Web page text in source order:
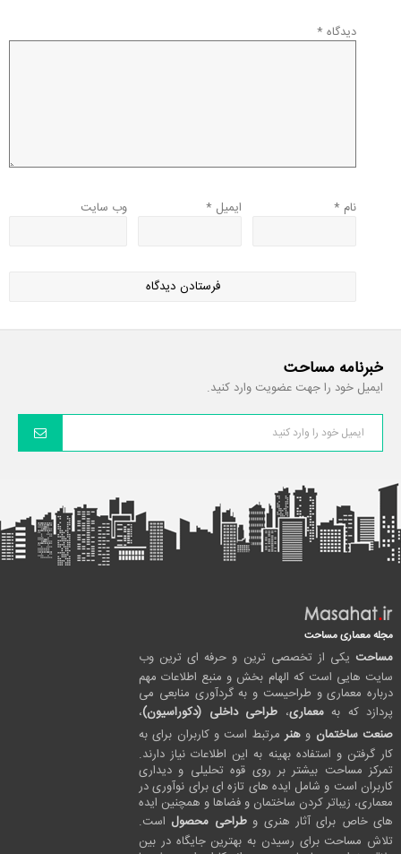
دیدگاه *
نام * ایمیل * وب‌ سایت
خبرنامه مساحت
ایمیل خود را جهت عضویت وارد کنید.
مجله معماری مساحت
مساحت یکی از تخصصی ترین و حرفه ای ترین وب
سایت هایی است که الهام بخش و منبع اطلاعات مهم
درباره معماری و طراحیست و به گردآوری منابعی می
پردازد که بهمعماری، طراحی داخلی (دکوراسیون)،
صنعت ساختمان و هنرمرتبط است و کاربران برای به
کار گرفتن و استفاده بهینه به این اطلاعات نیاز دارند.
تمرکز مساحت بیشتر بر روی قوه تحلیلی و دیداری
کاربران است و شامل ایده های تازه ای برای نوآوری در
معماری، زیباتر کردن ساختمان و فضاها و همچنین ایده
های خاص برای آثار هنری وطراحی محصول است.
تلاش مساحت برای رسیدن به بهترین جایگاه در بین